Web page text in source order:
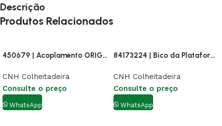
Descrição
Produtos Relacionados
450679 | Acoplamento ORIGINAL SGF
CNH Colheitadeira
Consulte o preço
WhatsApp
84173224 | Bico da Plataforma
CNH Colheitadeira
Consulte o preço
WhatsApp